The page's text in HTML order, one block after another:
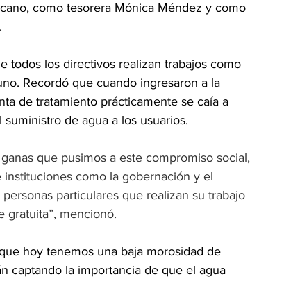
como tesorera Mónica Méndez y como
todos los directivos realizan trabajos como
Recordó que cuando ingresaron a la
de tratamiento prácticamente se caía a
de agua a los usuarios.
que pusimos a este compromiso social,
como la gobernación y el
particulares que realizan su trabajo
gratuita”, mencionó.
hoy tenemos una baja morosidad de
captando la importancia de que el agua